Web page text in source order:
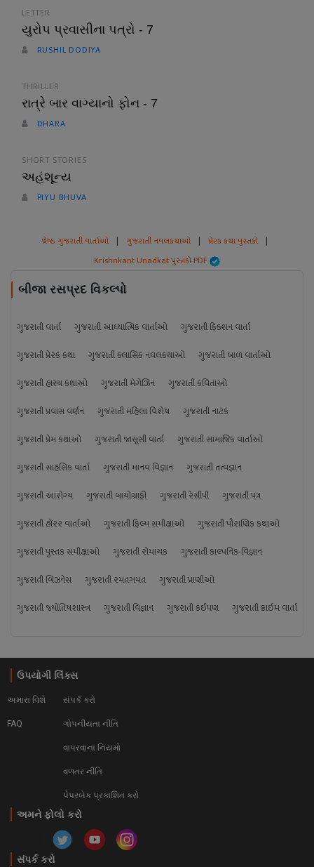
LETTER
યુરોપ પ્રવાસીના પત્રો - 7
RUSHIL DODIYA
THRILLER
રાત્રે બાર વાગ્યાનો ફોન - 7
DHARA
SHORT STORIES
અહંશૂન્ય
PIYU BHUVA
શ્રેષ્ઠ ગુજરાતી વાર્તાઓ | ગુજરાતી નવલકથાઓ | પ્રેરક કથા પુસ્તકો
|
Krishnkant Unadkat પુસ્તકો PDF
બીજા રસપ્રદ વિકલ્પો
ગુજરાતી વાર્તા ગુજરાતી આધ્યાત્મિક વાર્તાઓ
ગુજરાતી ફિક્શન વાર્તા
ગુજરાતી પ્રેરક કથા
ગુજરાતી ક્લાસિક નવલકથાઓ
ગુજરાતી બાળ વાર્તાઓ
ગુજરાતી હાસ્ય કથાઓ
ગુજરાતી મેગેઝિન
ગુજરાતી કવિતાઓ
ગુજરાતી પ્રવાસ વર્ણન
ગુજરાતી મહિલા વિશેષ
ગુજરાતી નાટક
ગુજરાતી પ્રેમ કથાઓ
ગુજરાતી જાસૂસી વાર્તા
ગુજરાતી સામાજિક વાર્તાઓ
ગુજરાતી સાહસિક વાર્તા
ગુજરાતી માનવ વિજ્ઞાન
ગુજરાતી તત્વજ્ઞાન
ગુજરાતી આરોગ્ય
ગુજરાતી બાયોગ્રાફી ગુજરાતી રેસીપી
ગુજરાતી પત્ર
ગુજરાતી હૉરર વાર્તાઓ
ગુજરાતી ફિલ્મ સમીક્ષાઓ
ગુજરાતી પૌરાણિક કથાઓ
ગુજરાતી પુસ્તક સમીક્ષાઓ
ગુજરાતી રોમાંચક
ગુજરાતી કાલ્પનિક-વિજ્ઞાન
ગુજરાતી બિઝનેસ
ગુજરાતી રમતગમત
ગુજરાતી પ્રાણીઓ
ગુજરાતી જ્યોતિષશાસ્ત્ર
ગુજરાતી વિજ્ઞાન ગુજરાતી કંઈપણ ગુજરાતી ક્રાઇમ વાર્તા
ઉપયોગી લિંક્સ
અમારા વિશે
FAQ
સંપર્ક કરો
ગોપનીયતા નીતિ
વાપરવાના નિયમો
વળતર નીતિ
પેપરબેક પ્રકાશિત કરો
અમને ફોલો કરો
સંપર્ક કરો